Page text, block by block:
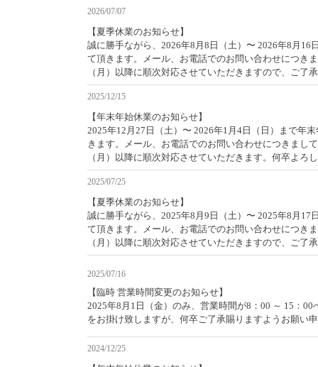
2026/07/07
【夏季休業のお知らせ】
誠に勝手ながら、2026年8月8日（土）〜 2026年8月16
て頂きます。メール、お電話でのお問い合わせにつき
（月）以降に順次対応させていただきますので、ご了
2025/12/15
【年末年始休業のお知らせ】
2025年12月27日（土）〜 2026年1月4日（日）まで年
きます。メール、お電話でのお問い合わせにつきまし
（月）以降に順次対応させていただきます。何卒よろ
2025/07/25
【夏季休業のお知らせ】
誠に勝手ながら、2025年8月9日（土）〜 2025年8月17
て頂きます。メール、お電話でのお問い合わせにつき
（月）以降に順次対応させていただきますので、ご了
2025/07/16
【臨時 営業時間変更のお知らせ】
2025年8月1日（金）のみ、営業時間が8：00 ～ 15：
をお掛け致しますが、何卒ご了承賜りますようお願い
2024/12/25